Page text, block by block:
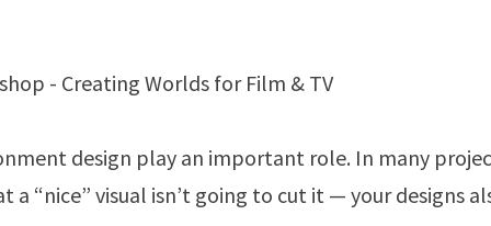
design play an important role. In many
“nice” visual isn’t going to cut it — your designs